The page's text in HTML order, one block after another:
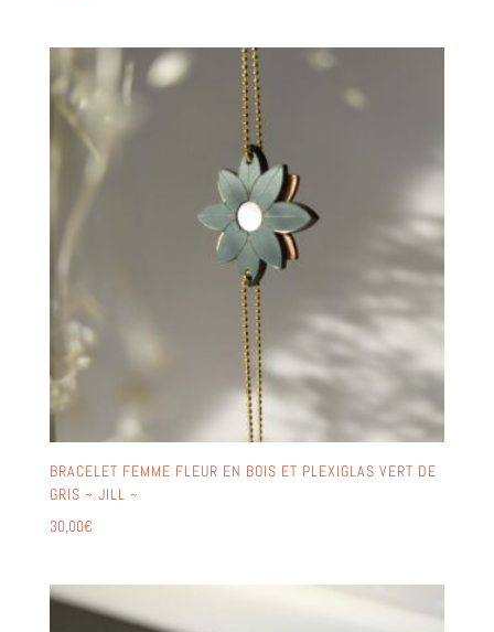
BRACELET FEMME FLEUR EN BOIS ET PLEXIGLAS VERT DE
GRIS ~ JILL ~
30,00€